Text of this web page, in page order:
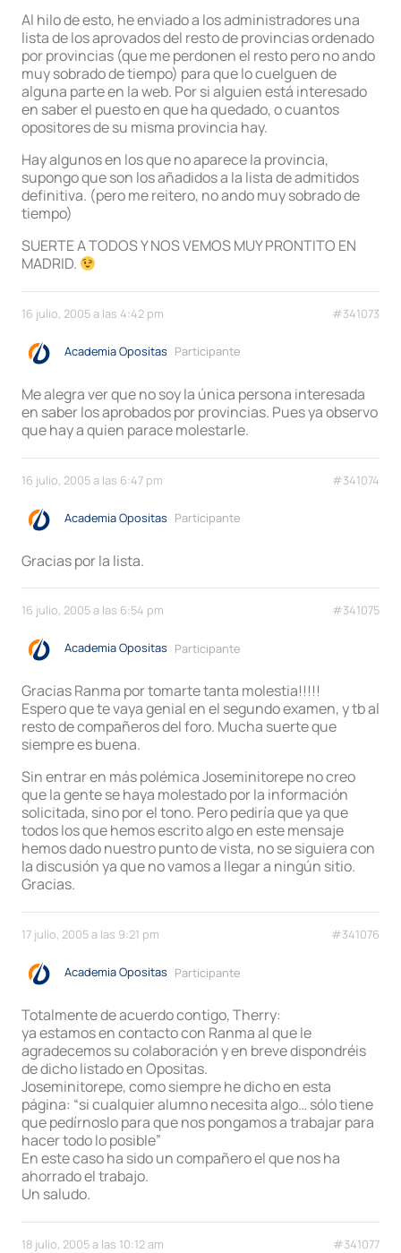
Al hilo de esto, he enviado a los administradores una
lista de los aprovados del resto de provincias ordenado
por provincias (que me perdonen el resto pero no ando
muy sobrado de tiempo) para que lo cuelguen de
alguna parte en la web. Por si alguien está interesado
en saber el puesto en que ha quedado, o cuantos
opositores de su misma provincia hay.
Hay algunos en los que no aparece la provincia,
supongo que son los añadidos a la lista de admitidos
definitiva. (pero me reitero, no ando muy sobrado de
tiempo)
SUERTE A TODOS Y NOS VEMOS MUY PRONTITO EN
MADRID.
16 julio, 2005 a las 4:42 pm #341073
Academia Opositas Participante
Me alegra ver que no soy la única persona interesada
en saber los aprobados por provincias. Pues ya observo
que hay a quien parace molestarle.
16 julio, 2005 a las 6:47 pm #341074
Academia Opositas Participante
Gracias por la lista.
16 julio, 2005 a las 6:54 pm #341075
Academia Opositas Participante
Gracias Ranma por tomarte tanta molestia!!!!!
Espero que te vaya genial en el segundo examen, y tb al
resto de compañeros del foro. Mucha suerte que
siempre es buena.
Sin entrar en más polémica Joseminitorepe no creo
que la gente se haya molestado por la información
solicitada, sino por el tono. Pero pediría que ya que
todos los que hemos escrito algo en este mensaje
hemos dado nuestro punto de vista, no se siguiera con
la discusión ya que no vamos a llegar a ningún sitio.
Gracias.
17 julio, 2005 a las 9:21 pm #341076
Academia Opositas Participante
Totalmente de acuerdo contigo, Therry:
ya estamos en contacto con Ranma al que le
agradecemos su colaboración y en breve dispondréis
de dicho listado en Opositas.
Joseminitorepe, como siempre he dicho en esta
página: “si cualquier alumno necesita algo… sólo tiene
que pedírnoslo para que nos pongamos a trabajar para
hacer todo lo posible”
En este caso ha sido un compañero el que nos ha
ahorrado el trabajo.
Un saludo.
18 julio, 2005 a las 10:12 am #341077